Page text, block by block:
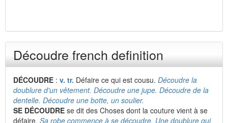
Découdre french definition
DÉCOUDRE : v. tr. Défaire ce qui est cousu. Découdre la
doublure d'un vêtement. Découdre une jupe. Découdre de la
dentelle. Découdre une botte, un soulier.
SE DÉCOUDRE se dit des Choses dont la couture vient à se
défaire. Sa robe commence à se découdre. Une doublure qui